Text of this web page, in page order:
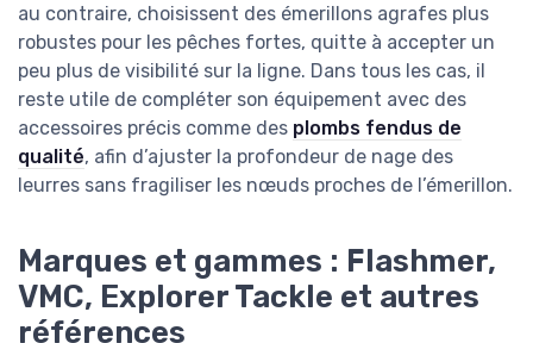
au contraire, choisissent des émerillons agrafes plus
robustes pour les pêches fortes, quitte à accepter un
peu plus de visibilité sur la ligne. Dans tous les cas, il
reste utile de compléter son équipement avec des
accessoires précis comme des plombs fendus de
qualité, afin d’ajuster la profondeur de nage des
leurres sans fragiliser les nœuds proches de l’émerillon.
Marques et gammes : Flashmer,
VMC, Explorer Tackle et autres
références